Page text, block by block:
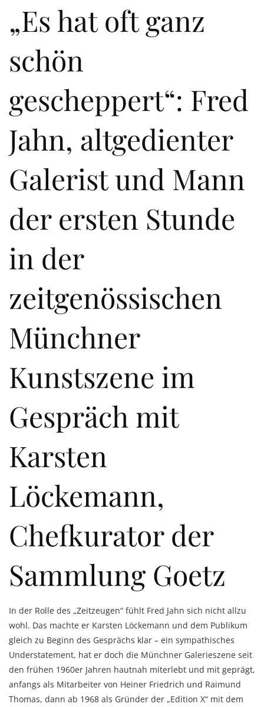
„Es hat oft ganz
schön
gescheppert“: Fred
Jahn, altgedienter
Galerist und Mann
der ersten Stunde
in der
zeitgenössischen
Münchner
Kunstszene im
Gespräch mit
Karsten
Löckemann,
Chefkurator der
Sammlung Goetz
In der Rolle des „Zeitzeugen“ fühlt Fred Jahn sich nicht allzu
wohl. Das machte er Karsten Löckemann und dem Publikum
gleich zu Beginn des Gesprächs klar – ein sympathisches
Understatement, hat er doch die Münchner Galerieszene seit
den frühen 1960er Jahren hautnah miterlebt und mit geprägt,
anfangs als Mitarbeiter von Heiner Friedrich und Raimund
Thomas, dann ab 1968 als Gründer der „Edition X“ mit dem